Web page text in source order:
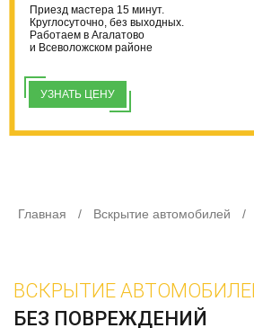
Приезд мастера 15 минут.
Круглосуточно, без выходных.
Работаем в Агалатово
и Всеволожском районе
УЗНАТЬ ЦЕНУ
Главная / Вскрытие автомобилей /
ВСКРЫТИЕ
БЕЗ ПОВРЕЖДЕНИЙ